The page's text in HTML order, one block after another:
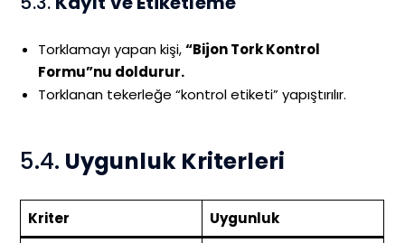
Torklamayı yapan kişi,“Bijon Tork Kontrol
Formu”nu doldurur.
Torklanan tekerleğe “kontrol etiketi” yapıştırılır.
5.4. Uygunluk Kriterleri
Kriter
Uygunluk